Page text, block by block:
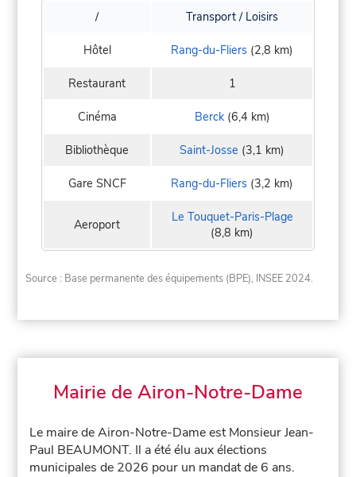
/ Transport / Loisirs
Hôtel Rang-du-Fliers (2,8 km)
Restaurant 1
Cinéma Berck(6,4 km)
Bibliothèque Saint-Josse (3,1 km)
Gare SNCF Rang-du-Fliers (3,2 km)
Aeroport
Le Touquet-Paris-Plage
(8,8 km)
Source : Base permanente des équipements (BPE), INSEE 2024.
Mairie de Airon-Notre-Dame
Le maire de Airon-Notre-Dame est Monsieur Jean-
Paul BEAUMONT. Il a été élu aux élections
municipales de 2026 pour un mandat de 6 ans.